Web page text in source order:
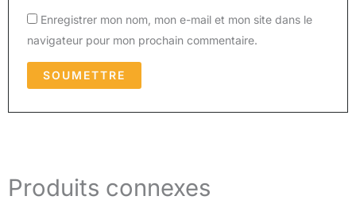
Enregistrer mon nom, mon e-mail et mon site dans le
navigateur pour mon prochain commentaire.
Produits connexes